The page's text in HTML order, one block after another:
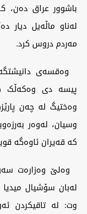
باشوور عراق دەن،
لەناو ماڵەیل دیار
مەردم دروس کرد.
وەقسەی
پیسە دی وەکەڵک
وەختیگ لە چەن
وسیان، لەوەر
کە قەیران ئاوەگە
وەلێ وەزارەت
لەبان سۆشیال
وت: لە تاقیکردن